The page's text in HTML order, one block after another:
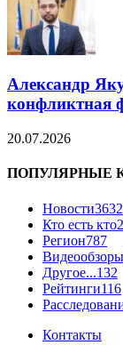
Александр
конфликтная
20.07.2026
ПОПУЛЯРНЫЕ
Новости3632
Кто есть кто
Регион787
Видеообзоры
Другое...132
Рейтинги116
Контакты